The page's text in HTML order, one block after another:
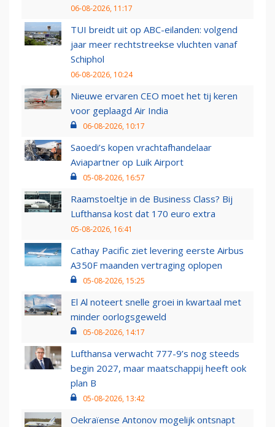
06-08-2026, 11:17
TUI breidt uit op ABC-eilanden: volgend
jaar meer rechtstreekse vluchten vanaf
Schiphol
06-08-2026, 10:24
Nieuwe ervaren CEO moet het tij keren
voor geplaagd Air India
06-08-2026, 10:17
Saoedi’s kopen vrachtafhandelaar
Aviapartner op Luik Airport
05-08-2026, 16:57
Raamstoeltje in de Business Class? Bij
Lufthansa kost dat 170 euro extra
05-08-2026, 16:41
Cathay Pacific ziet levering eerste Airbus
A350F maanden vertraging oplopen
05-08-2026, 15:25
El Al noteert snelle groei in kwartaal met
minder oorlogsgeweld
05-08-2026, 14:17
Lufthansa verwacht 777-9’s nog steeds
begin 2027, maar maatschappij heeft ook
plan B
05-08-2026, 13:42
Oekraïense Antonov mogelijk ontsnapt